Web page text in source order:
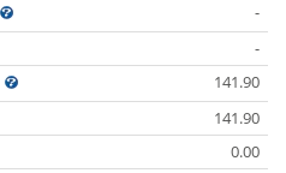
-
-
141.90
141.90
0.00